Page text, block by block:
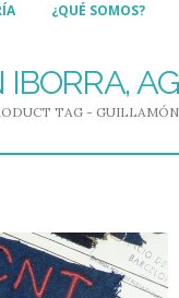
¿QUÉ SOMOS?
TAG -